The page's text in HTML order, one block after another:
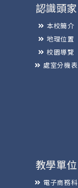
認識頭家
本校簡介
地理位置
校園導覽
處室分機表
教學單位
電子商務科